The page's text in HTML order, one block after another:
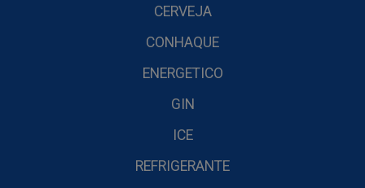
CERVEJA
CONHAQUE
ENERGETICO
GIN
ICE
REFRIGERANTE